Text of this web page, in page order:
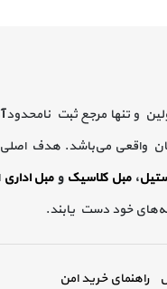
و تنها مرجع ثبت نامحدود
واقعی می‌باشد. هدف
،مبل کلاسیک ومبل اداری
خود دست یابند.
راهنمای خرید امن